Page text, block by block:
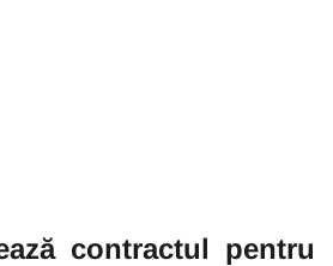
contractul pentru